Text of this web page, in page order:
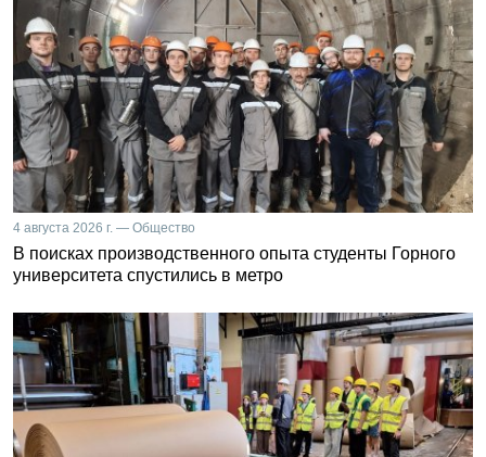
4 августа 2026 г. — Общество
В поисках производственного опыта студенты Горного
университета спустились в метро